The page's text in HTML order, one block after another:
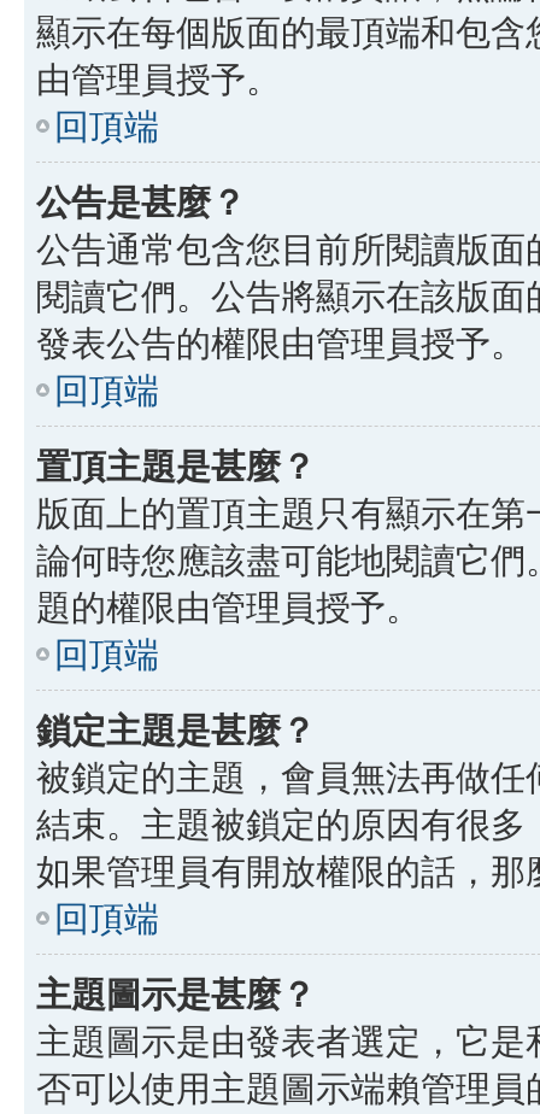
顯示在每個版面的最頂端和包
由管理員授予。
回頂端
公告是甚麼？
公告通常包含您目前所閱讀版
閱讀它們。公告將顯示在該版
發表公告的權限由管理員授予。
回頂端
置頂主題是甚麼？
版面上的置頂主題只有顯示在
論何時您應該盡可能地閱讀它
題的權限由管理員授予。
回頂端
鎖定主題是甚麼？
被鎖定的主題，會員無法再做
結束。主題被鎖定的原因有很
如果管理員有開放權限的話，
回頂端
主題圖示是甚麼？
主題圖示是由發表者選定，它
否可以使用主題圖示端賴管理員